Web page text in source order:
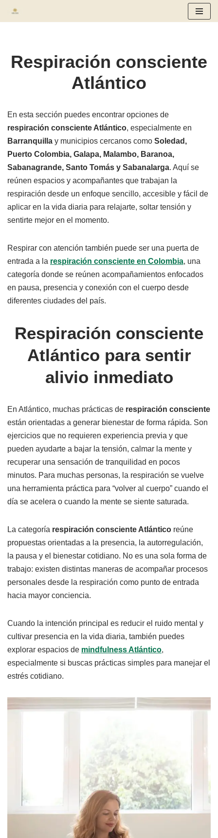
Respiración consciente
Atlántico
En esta sección puedes encontrar opciones de
respiración consciente Atlántico, especialmente en
Barranquilla y municipios cercanos como Soledad,
Puerto Colombia, Galapa, Malambo, Baranoa,
Sabanagrande, Santo Tomás y Sabanalarga. Aquí se
reúnen espacios y acompañantes que trabajan la
respiración desde un enfoque sencillo, accesible y fácil de
aplicar en la vida diaria para relajarte, soltar tensión y
sentirte mejor en el momento.
Respirar con atención también puede ser una puerta de
entrada a la respiración consciente en Colombia, una
categoría donde se reúnen acompañamientos enfocados
en pausa, presencia y conexión con el cuerpo desde
diferentes ciudades del país.
Respiración consciente
Atlántico para sentir
alivio inmediato
En Atlántico, muchas prácticas de respiración consciente
están orientadas a generar bienestar de forma rápida. Son
ejercicios que no requieren experiencia previa y que
pueden ayudarte a bajar la tensión, calmar la mente y
recuperar una sensación de tranquilidad en pocos
minutos. Para muchas personas, la respiración se vuelve
una herramienta práctica para “volver al cuerpo” cuando el
día se acelera o cuando la mente se siente saturada.
La categoría respiración consciente Atlántico reúne
propuestas orientadas a la presencia, la autorregulación,
la pausa y el bienestar cotidiano. No es una sola forma de
trabajo: existen distintas maneras de acompañar procesos
personales desde la respiración como punto de entrada
hacia mayor conciencia.
Cuando la intención principal es reducir el ruido mental y
cultivar presencia en la vida diaria, también puedes
explorar espacios de mindfulness Atlántico,
especialmente si buscas prácticas simples para manejar el
estrés cotidiano.